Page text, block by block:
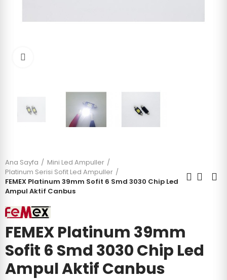
Ana Sayfa
Mini Led Ampuller
Platinum Serisi Sofit Led Ampuller
FEMEX Platinum 39mm Sofit 6 Smd 3030 Chip Led
Ampul Aktif Canbus
FEMEX Platinum 39mm
Sofit 6 Smd 3030 Chip Led
Ampul Aktif Canbus